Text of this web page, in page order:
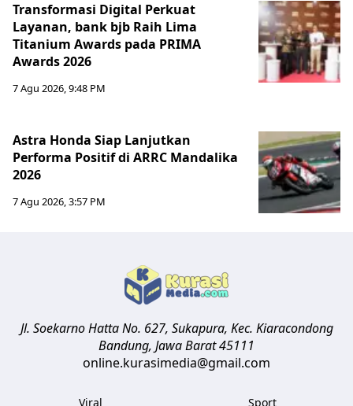
Transformasi Digital Perkuat
Layanan, bank bjb Raih Lima
Titanium Awards pada PRIMA
Awards 2026
7 Agu 2026, 9:48 PM
Astra Honda Siap Lanjutkan
Performa Positif di ARRC Mandalika
2026
7 Agu 2026, 3:57 PM
Jl. Soekarno Hatta No. 627, Sukapura, Kec. Kiaracondong
Bandung, Jawa Barat45111
online.kurasimedia@gmail.com
Viral Sport